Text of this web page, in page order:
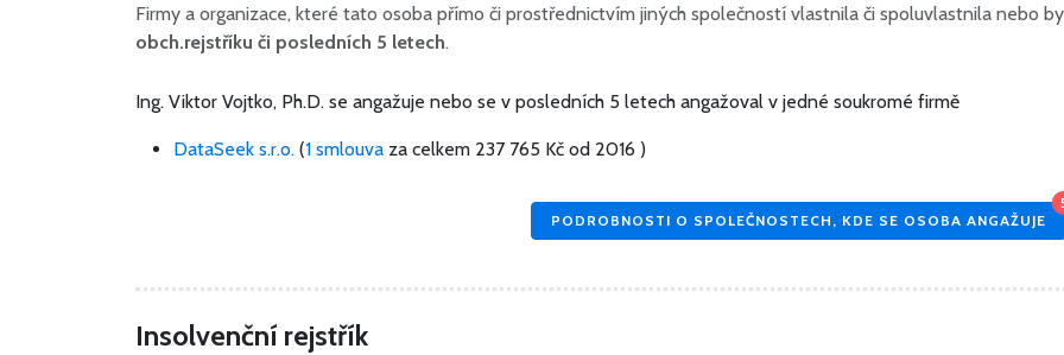
Firmy a organizace, které tato osoba přímo či prostřednictvím jiných společností vlastnila či spoluvlastnila nebo
obch.rejstříku či posledních 5 letech.
Ing. Viktor Vojtko, Ph.D. se angažuje nebo se v posledních 5 letech angažoval v jedné soukromé firmě
DataSeek s.r.o. (1 smlouva za celkem 237 765 Kč od 2016 )
PODROBNOSTI O SPOLEČNOSTECH, KDE SE OSOBA ANGAŽUJE
Insolvenční rejstřík